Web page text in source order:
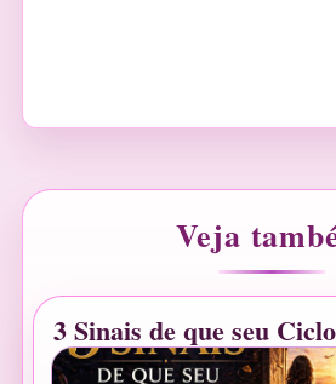
Veja
3 Sinais de que seu